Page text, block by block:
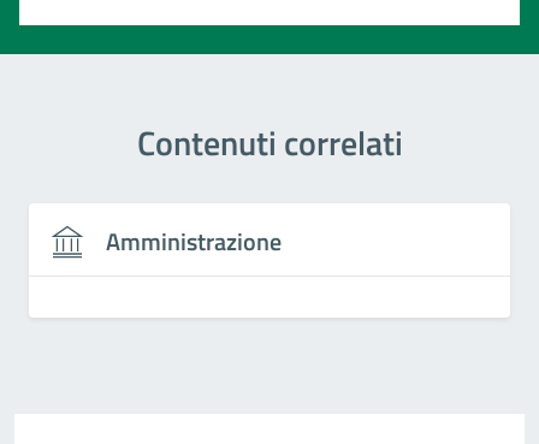
Contenuti correlati
Amministrazione